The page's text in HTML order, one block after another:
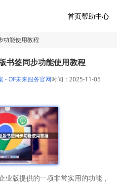
首页帮助中心
功能使用教程
书签同步功能使用教程
- OF未来服务官网时间：2025-11-05
版提供的一项非常实用的功能，